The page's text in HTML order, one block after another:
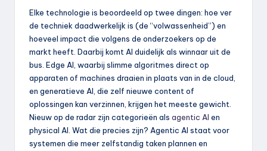
Elke technologie is beoordeeld op twee dingen: hoe ver
de techniek daadwerkelijk is (de “volwassenheid”) en
hoeveel impact die volgens de onderzoekers op de
markt heeft. Daarbij komt AI duidelijk als winnaar uit de
bus. Edge AI, waarbij slimme algoritmes direct op
apparaten of machines draaien in plaats van in de cloud,
en generatieve AI, die zelf nieuwe content of
oplossingen kan verzinnen, krijgen het meeste gewicht.
Nieuw op de radar zijn categorieën als agentic AI en
physical AI. Wat die precies zijn? Agentic AI staat voor
systemen die meer zelfstandig taken plannen en